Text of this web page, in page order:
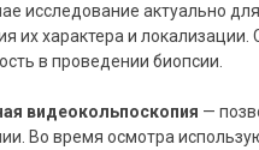
исследование актуально
их характера и
в проведении биопсии.
видеокольпоскопия —
Во время осмотра